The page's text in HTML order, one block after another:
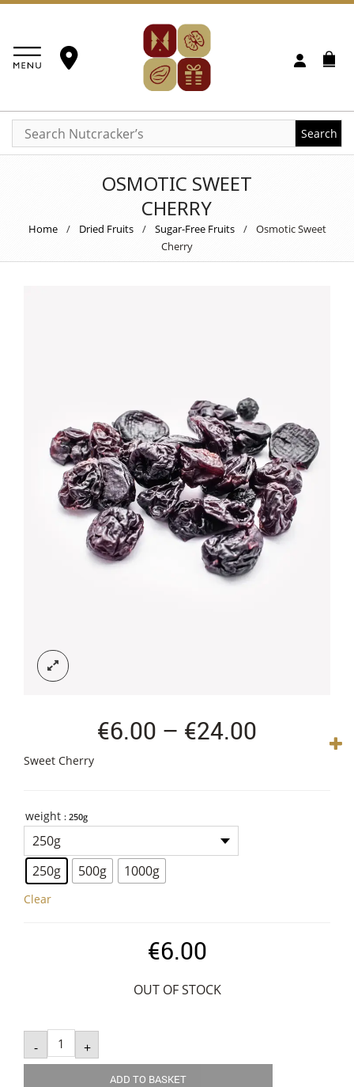
Search
OSMOTIC SWEET
CHERRY
Home / Dried Fruits / Sugar-Free Fruits /
Osmotic Sweet
Cherry
€6.00 – €24.00
Sweet Cherry
weight : 250g
250g 500g 1000g
Clear
€6.00
OUT OF STOCK
-
Osmotic
Sweet
Cherry
quantity
+
ADD TO BASKET